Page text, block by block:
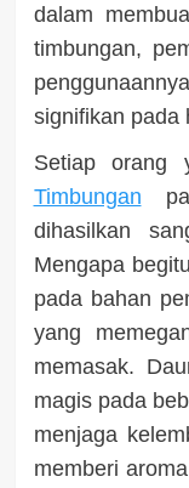
dalam
timbungan,
signifikan pada
Setiap orang
Timbungan
dihasilkan
Mengapa
pada bahan
yang
memasak.
magis pada
menjaga
memberi